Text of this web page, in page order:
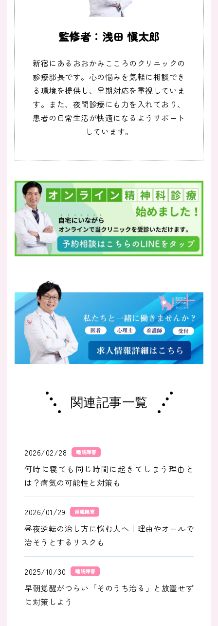
監修者：浅田 愼太郎
新宿にあるおおかみこころのクリニックの
診療部長です。心の悩みを気軽に相談でき
る環境を提供し、早期対応を重視していま
す。また、夜間診療にも力を入れており、
患者の日常生活が快適になるようサポート
しています。
関連記事一覧
2026/02/28 睡眠障害
何時に寝ても同じ時間に起きてしまう理由と
は？病気の可能性と対策も
2026/01/29 睡眠障害
昼夜逆転の治し方に悩む人へ｜理由やオールで
治そうとするリスクも
2025/10/30 睡眠障害
早朝覚醒がつらい「そのうち治る」と放置せず
に対策しよう